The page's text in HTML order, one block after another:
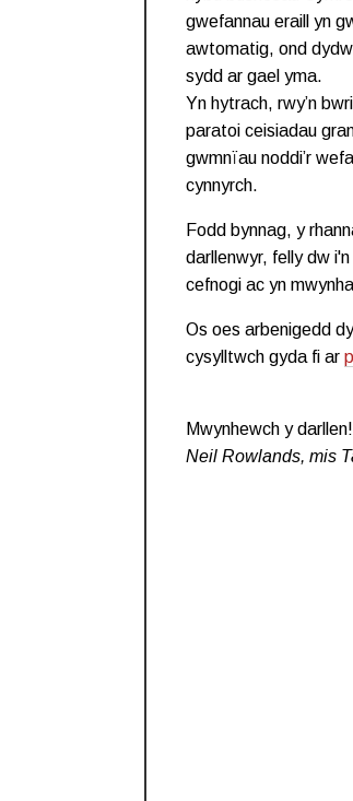
gwefannau eraill yn
awtomatig, ond
sydd ar gael yma.
Yn hytrach, rwy’n
paratoi ceisiadau
gwmnïau noddi’r
cynnyrch.
Fodd bynnag, y
darllenwyr, felly dw
cefnogi ac yn
Os oes arbenigedd
cysylltwch gyda fi ar
Mwynhewch y darllen!
Neil Rowlands, mis